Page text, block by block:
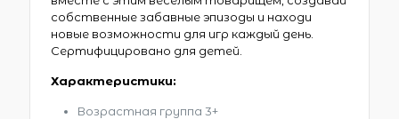
собственные забавные эпизоды и находи
новые возможности для игр каждый день.
Сертифицировано для детей.
Характеристики:
Возрастная группа 3+